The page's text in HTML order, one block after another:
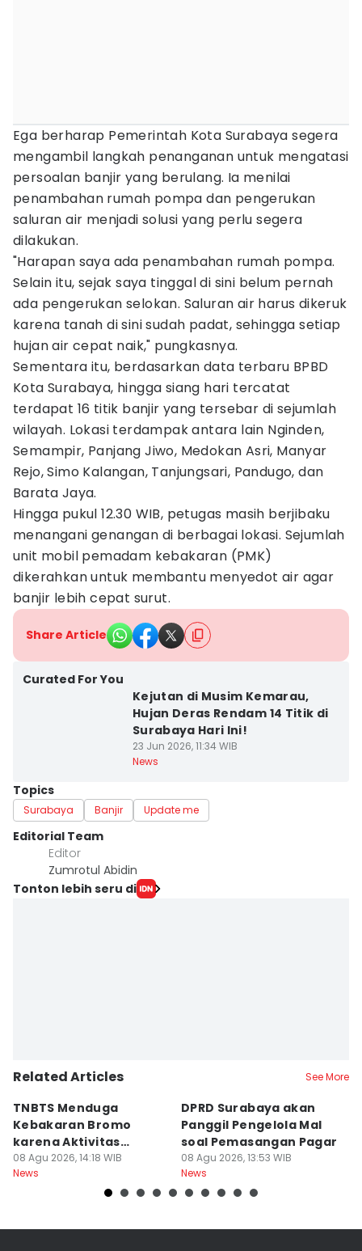
Ega berharap Pemerintah Kota Surabaya segera
mengambil langkah penanganan untuk mengatasi
persoalan banjir yang berulang. Ia menilai
penambahan rumah pompa dan pengerukan
saluran air menjadi solusi yang perlu segera
dilakukan.
"Harapan saya ada penambahan rumah pompa.
Selain itu, sejak saya tinggal di sini belum pernah
ada pengerukan selokan. Saluran air harus dikeruk
karena tanah di sini sudah padat, sehingga setiap
hujan air cepat naik," pungkasnya.
Sementara itu, berdasarkan data terbaru BPBD
Kota Surabaya, hingga siang hari tercatat
terdapat 16 titik banjir yang tersebar di sejumlah
wilayah. Lokasi terdampak antara lain Nginden,
Semampir, Panjang Jiwo, Medokan Asri, Manyar
Rejo, Simo Kalangan, Tanjungsari, Pandugo, dan
Barata Jaya.
Hingga pukul 12.30 WIB, petugas masih berjibaku
menangani genangan di berbagai lokasi. Sejumlah
unit mobil pemadam kebakaran (PMK)
dikerahkan untuk membantu menyedot air agar
banjir lebih cepat surut.
Share Article
Curated For You
Kejutan di Musim Kemarau,
Hujan Deras Rendam 14 Titik di
Surabaya Hari Ini!
23 Jun 2026, 11:34 WIB
News
Topics
Surabaya Banjir Update me
Editorial Team
Editor
Zumrotul Abidin
Tonton lebih seru di
Related Articles See More
TNBTS Menduga
Kebakaran Bromo
karena Aktivitas
Manusia
08 Agu 2026, 14:18 WIB
News
DPRD Surabaya akan
Panggil Pengelola Mal
soal Pemasangan Pagar
08 Agu 2026, 13:53 WIB
News